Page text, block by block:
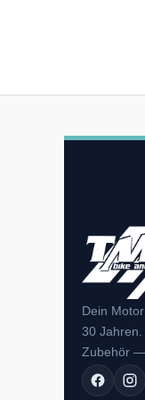
Dein
30 Jahren.
Zubehör —